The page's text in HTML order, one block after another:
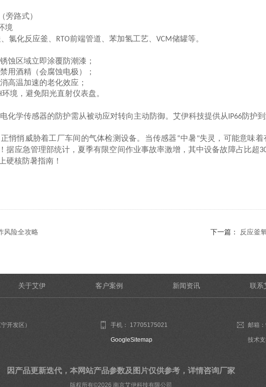
（旁路式）
境
氯化反应釜、 RTO前端管道、苯加氢工艺、 VCM储罐等。
蚀区域立即涂覆防潮漆；
用酒精（会腐蚀电极）；
高温加速的老化效应；
环境，避免阳光直射仪表盘。
化学传感器的防护需从被动应对转向主动防御。艾伊科技提供从 IP66防护
正悄悄威胁着工厂车间的气体检测设备。当传感器“中暑"失灵，可能意味
据应急管理部统计，夏季有限空间作业事故率激增，其中设备故障占比超
硬核防暑指南！
风险全攻略 下一篇： 反应釜
关于艾伊 客户案例 新闻资讯 联系
开发区） 手机： 17705175021
GoogleSitemap
邮箱
技术支
因产品更新迭代，本网站产品参数及图片仅供参考，详情咨询厂家
版权所有©2026 南京艾伊科技有限公司